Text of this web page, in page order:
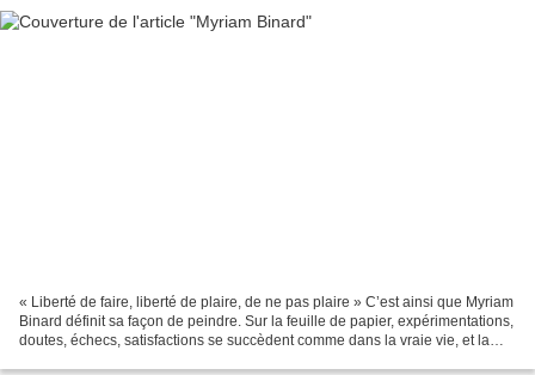
« Liberté de faire, liberté de plaire, de ne pas plaire » C’est ainsi que Myriam
Binard définit sa façon de peindre. Sur la feuille de papier, expérimentations,
doutes, échecs, satisfactions se succèdent comme dans la vraie vie, et la